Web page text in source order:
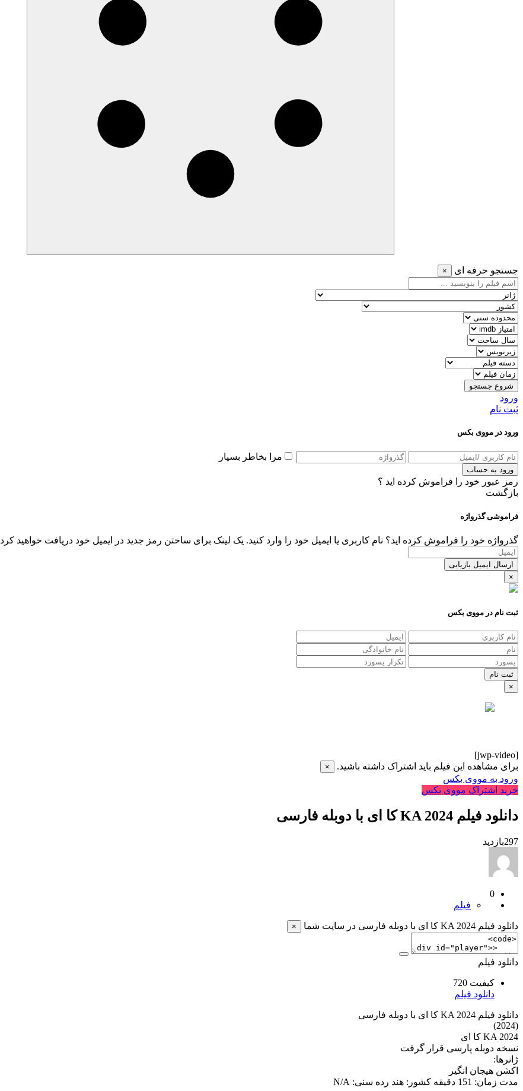
جستجو حرفه ای ×
شروع جستجو
ورود
ثبت نام
ورود در مووی بکس
مرا بخاطر بسپار
ورود به حساب
رمز عبور خود را فراموش کرده اید ؟
بازگشت
فراموشی گذرواژه
گذرواژه خود را فراموش کرده اید؟ نام کاربری یا ایمیل خود را وارد کنید. یک لینک برای ساختن رمز جدید در ایمیل خود دریافت خواهید کرد
ارسال ایمیل بازیابی
×
ثبت نام در مووی بکس
×
[jwp-video]
برای مشاهده این فیلم باید اشتراک داشته باشید.
×
ورود به مووی بکس
خرید اشتراک مووی بکس
دانلود فیلم KA 2024 کا ای با دوبله فارسی
297بازدید
0
فیلم
دانلود فیلم KA 2024 کا ای با دوبله فارسی در سایت شما ×
دانلود فیلم
کیفیت 720
دانلود فیلم
دانلود فیلم KA 2024 کا ای با دوبله فارسی
(2024)
KA 2024 کا ای
نسخه دوبله پارسی قرار گرفت
ژانرها:
اکشن هیجان انگیر
مدت زمان: 151 دقیقه کشور: هند رده سنی: N/A